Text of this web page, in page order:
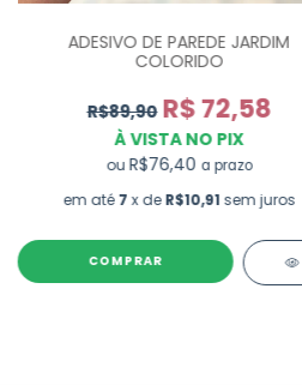
ADESIVO DE PAREDE JARDIM
COLORIDO
R$89,90 R$ 72,58
À VISTA NO PIX
ou R$76,40 a prazo
em até7x deR$10,91 sem juros
COMPRAR